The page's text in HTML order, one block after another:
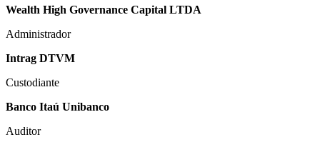
Wealth High Governance Capital LTDA
Administrador
Intrag DTVM
Custodiante
Banco Itaú Unibanco
Auditor